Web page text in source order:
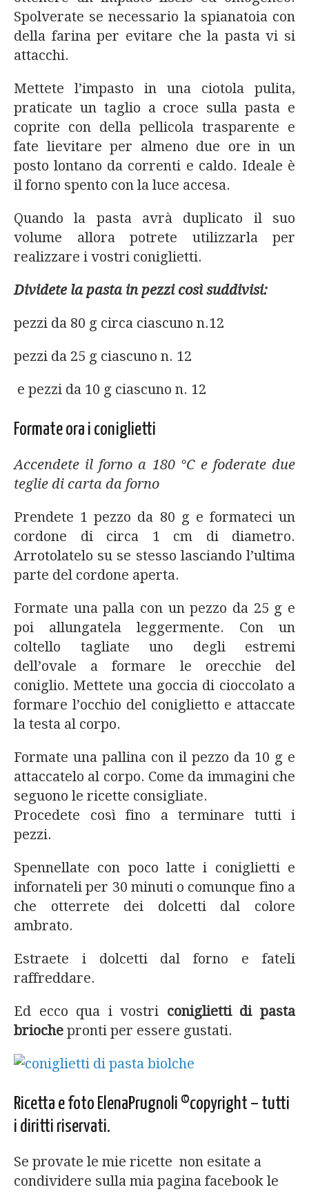
Spolverate se necessario la spianatoia con
della farina per evitare che la pasta vi si
attacchi.
Mettete l’impasto in una ciotola pulita,
praticate un taglio a croce sulla pasta e
coprite con della pellicola trasparente e
fate lievitare per almeno due ore in un
posto lontano da correnti e caldo. Ideale è
il forno spento con la luce accesa.
Quando la pasta avrà duplicato il suo
volume allora potrete utilizzarla per
realizzare i vostri coniglietti.
Dividete la pasta in pezzi così suddivisi:
pezzi da 80 g circa ciascuno n.12
pezzi da 25 g ciascuno n. 12
e pezzi da 10 g ciascuno n. 12
Formate ora i coniglietti
Accendete il forno a 180 °C e foderate due
teglie di carta da forno
Prendete 1 pezzo da 80 g e formateci un
cordone di circa 1 cm di diametro.
Arrotolatelo su se stesso lasciando l’ultima
parte del cordone aperta.
Formate una palla con un pezzo da 25 g e
poi allungatela leggermente. Con un
coltello tagliate uno degli estremi
dell’ovale a formare le orecchie del
coniglio. Mettete una goccia di cioccolato a
formare l’occhio del coniglietto e attaccate
la testa al corpo.
Formate una pallina con il pezzo da 10 g e
attaccatelo al corpo. Come da immagini che
seguono le ricette consigliate.
Procedete così fino a terminare tutti i
pezzi.
Spennellate con poco latte i coniglietti e
infornateli per 30 minuti o comunque fino a
che otterrete dei dolcetti dal colore
ambrato.
Estraete i dolcetti dal forno e fateli
raffreddare.
Ed ecco qua i vostri coniglietti di pasta
brioche pronti per essere gustati.
Ricetta e foto ElenaPrugnoli ©copyright – tutti
i diritti riservati.
Se provate le mie ricette non esitate a
condividere sulla mia pagina facebook le